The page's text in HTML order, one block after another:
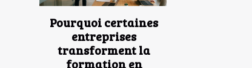
Pourquoi certaines
entreprises
transforment la
formation en